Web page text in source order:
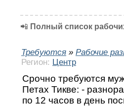
📲 Полный список
Требуются » Рабочие
Регион: Центр
Срочно требуются
Петах Тикве: -
по 12 часов в день